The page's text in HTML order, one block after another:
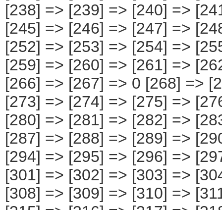
[253] => [254] => [255] => [256] => [257] => [258] => [259] => [260] => [261] => [262] => [263] => [264] => [265] => [266] => [267] => 0 [268] => [269] => [270] => [271] => [272] => [273] => [274] => [275] => [276] => [277] => [278] => [279] => [280] => [281] => [282] => [283] => [284] => [285] => [286] => 0 [287] => [288] => [289] => [290] => [291] => [292] => [293] => [294] => [295] => [296] => [297] => [298] => [299] => [300] => [301] => [302] => [303] => [304] => [305] => 0 [306] => [307] => [308] => [309] => [310] => [311] => [312] => [313] => [314] => [315] => [316] => [317] => [318] => [319] => [320] => [321] => [322] => [323] => [324] => 0 [325] => [326] => [327] => [328] => [329] => [330] => [331] => [332] => [333] => [334] => [335] => [336] => [337] => [338] => [339] => [340] => [341] => [342] => [343] => 0 [344] => [345] => [346] => [347] => [348] => [349] => [350] => [351] => [352] => [353] => [354] => [355] => [356] => [357] => [358] => [359] => [360] => [361] => [362] => 0 [363] => [364] => [365] => [366] => [367] => [368] => [369] => [370] => [371] => [372] => [373] => [374] => [375] => [376] => [377] =>